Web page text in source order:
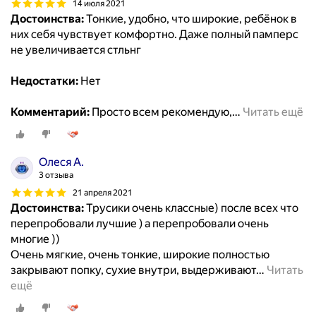
14 июля 2021
Достоинства:Тонкие, удобно, что широкие, ребёнок в
них себя чувствует комфортно. Даже полный памперс
не увеличивается стльнг
Недостатки: Нет
Комментарий: Просто всем рекомендую,… Читать ещё
Олеся А.
3 отзыва
21 апреля 2021
Достоинства:Трусики очень классные) после всех что
перепробовали лучшие ) а перепробовали очень
многие ))
Очень мягкие, очень тонкие, широкие полностью
закрывают попку, сухие внутри, выдерживают… Читать
ещё